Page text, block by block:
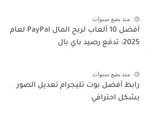
منذ بضع سنوات
أفضل 10 ألعاب لربح المال PayPal لعام
2025: تدفع رصيد باي بال
منذ بضع سنوات
رابط أفضل بوت تليجرام تعديل الصور
بشكل احترافي